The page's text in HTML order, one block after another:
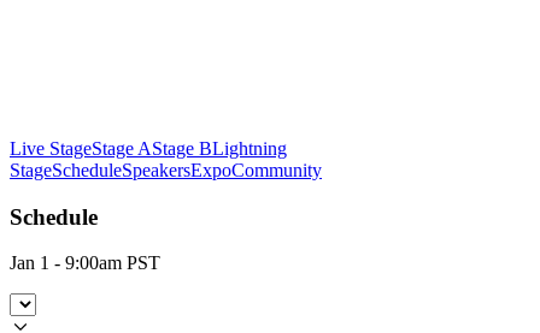
Live StageStage AStage BLightning
StageScheduleSpeakersExpoCommunity
Schedule
Jan 1 - 9:00am PST